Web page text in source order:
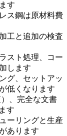
す
ス鋼は原材料費
工と追加の検査
スト処理、コー
します
グ、セットアッ
低くなります
、完全な文書
す
ーリングと生産
あります